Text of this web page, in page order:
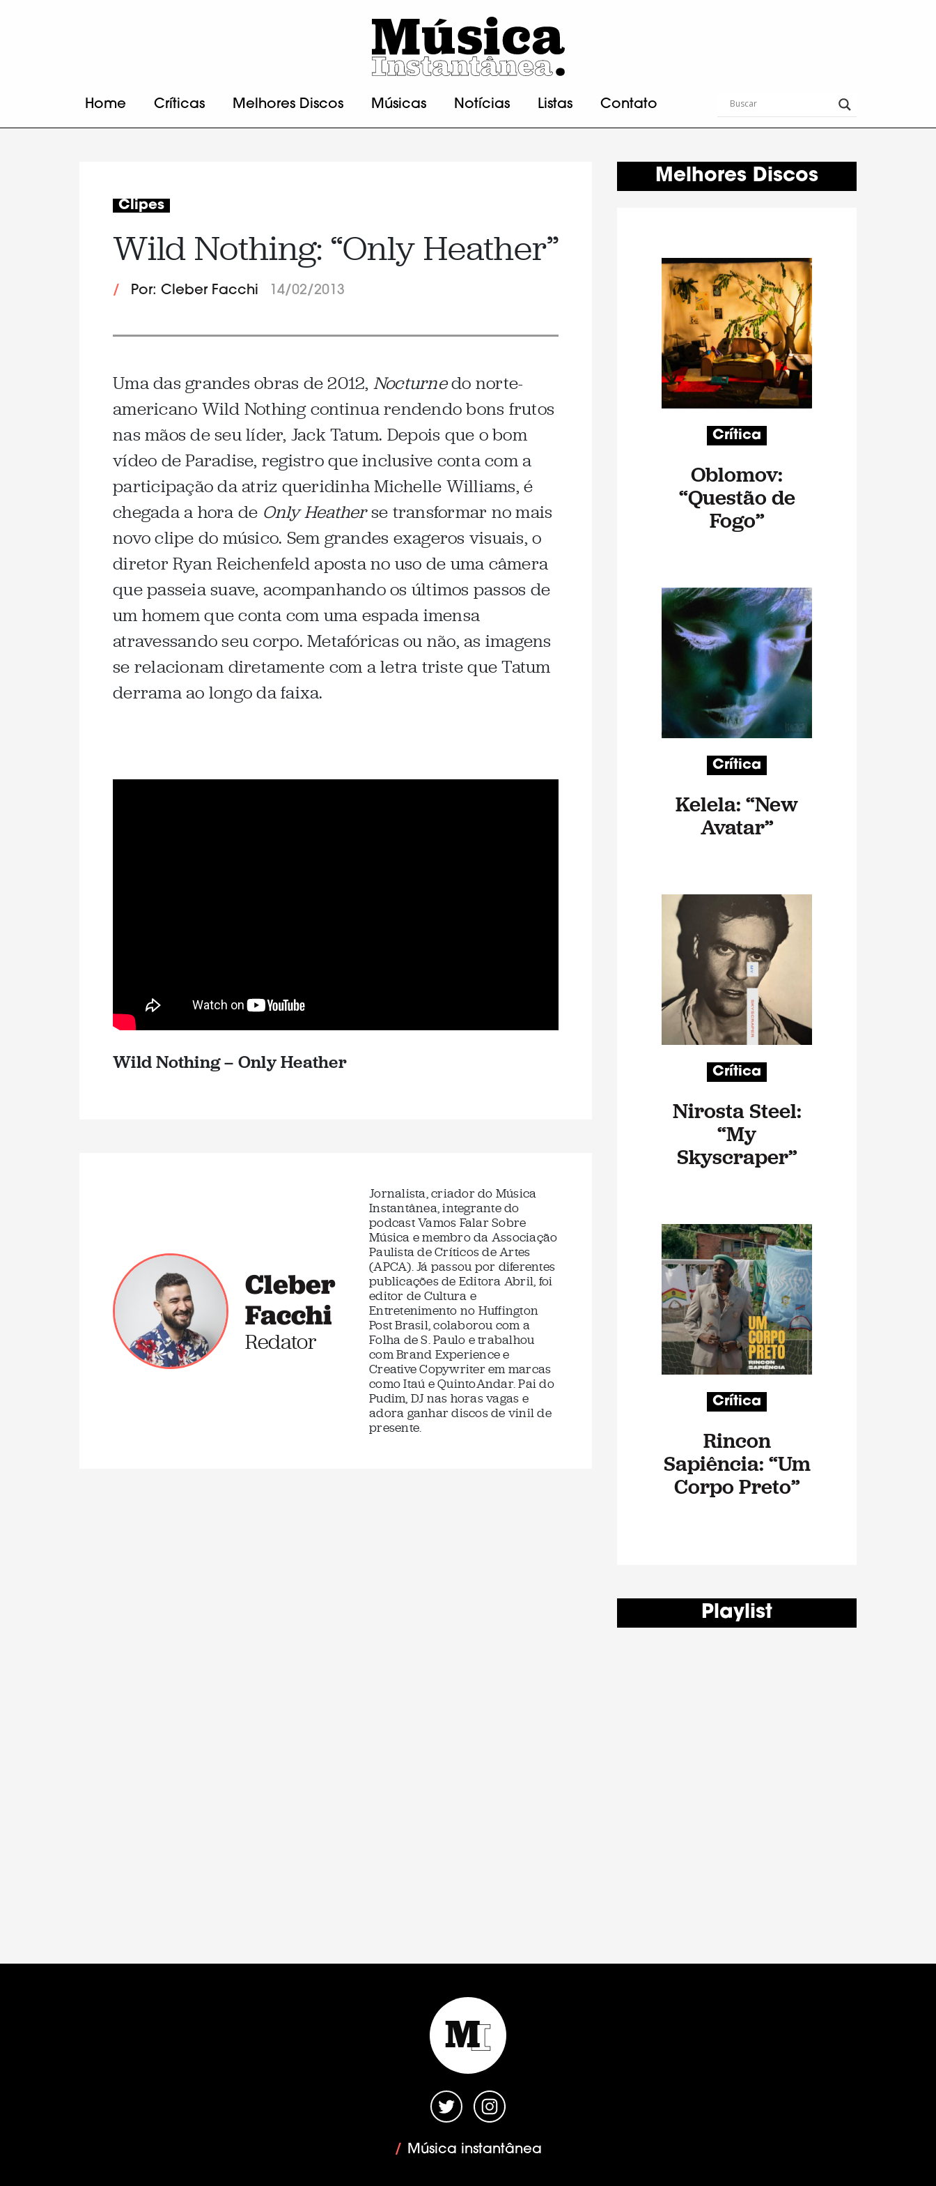
Home Críticas Melhores Discos Músicas Notícias Listas Contato
Clipes
Wild Nothing: “Only Heather”
/ Por: Cleber Facchi 14/02/2013
Uma das grandes obras de 2012, Nocturnedo norte-
americano Wild Nothing continua rendendo bons frutos
nas mãos de seu líder, Jack Tatum. Depois que o bom
vídeo de Paradise, registro que inclusive conta com a
participação da atriz queridinha Michelle Williams, é
chegada a hora de Only Heatherse transformar no mais
novo clipe do músico. Sem grandes exageros visuais, o
diretor Ryan Reichenfeld aposta no uso de uma câmera
que passeia suave, acompanhando os últimos passos de
um homem que conta com uma espada imensa
atravessando seu corpo. Metafóricas ou não, as imagens
se relacionam diretamente com a letra triste que Tatum
derrama ao longo da faixa.
Wild Nothing – Only Heather
Cleber
Facchi
Redator
Jornalista, criador do Música
Instantânea, integrante do
podcast Vamos Falar Sobre
Música e membro da Associação
Paulista de Críticos de Artes
(APCA). Já passou por diferentes
publicações de Editora Abril, foi
editor de Cultura e
Entretenimento no Huffington
Post Brasil, colaborou com a
Folha de S. Paulo e trabalhou
com Brand Experience e
Creative Copywriter em marcas
como Itaú e QuintoAndar. Pai do
Pudim, DJ nas horas vagas e
adora ganhar discos de vinil de
presente.
Melhores Discos
Crítica
Oblomov:
“Questão de
Fogo”
Crítica
Kelela: “New
Avatar”
Crítica
Nirosta Steel:
“My
Skyscraper”
Crítica
Rincon
Sapiência: “Um
Corpo Preto”
Playlist
/ Música instantânea